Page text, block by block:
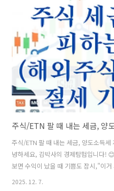
폭탄을 맞거나,아까운 절세 기회를 날
기준, 해외형 ETN의 세금 종류와 세율,
하게 정리해 드리겠습니다. 이 글 하나
더 이상 두렵지 않으실 거예요! 🚀 📋
주식/ETN 팔 때 내는 세금, 양도소득
녕하세요, 김박사의 경제탐험입니다!
보면 수익이 났을 때 기쁨도 잠시,"이
걱정하신 적 있으시죠? 특히 해외주식
2025. 12. 7.